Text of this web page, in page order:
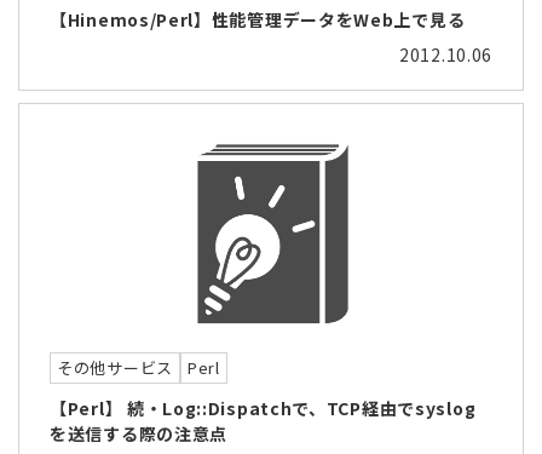
【Hinemos/Perl】性能管理データをWeb上で見る
2012.10.06
その他サービス Perl
【Perl】 続・Log::Dispatchで、TCP経由でsyslog
を送信する際の注意点